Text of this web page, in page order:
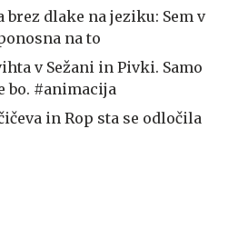
brez dlake na jeziku: Sem v
na to
v Sežani in Pivki. Samo
bo. #animacija
in Rop sta se odločila